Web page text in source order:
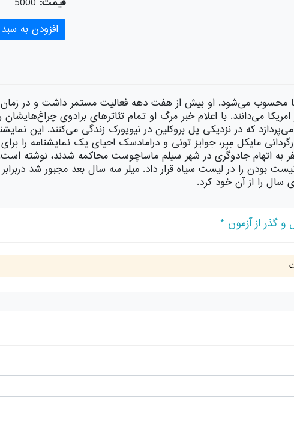
افزودن به
مهم تئاتر امریکا محسوب می‌شود. او بیش از هفت دهه فعالیت مستمر داشت
رخدادهای واقعی سال 1692، که در آن 150 نفر به اتهام جادوگری در شهر سیلم ماساچوست
متهمان به کمونیست بودن را در لیست سیاه قرار داد. میلر سه سال بعد مجبور
سال را از آن خود کرد.
و گذر از آزمون *